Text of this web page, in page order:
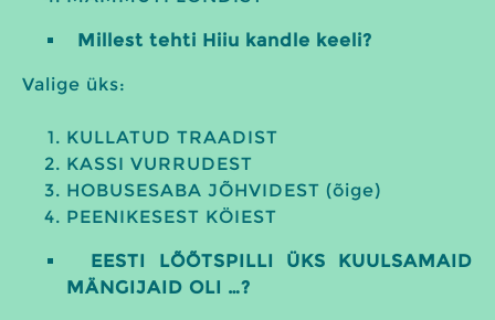
Millest tehti Hiiu kandle keeli?
Valige üks:
KULLATUD TRAADIST
KASSI VURRUDEST
HOBUSESABA JÕHVIDEST (õige)
PEENIKESEST KÖIEST
EESTI LÕÕTSPILLI ÜKS KUULSAMAID
MÄNGIJAID OLI …?